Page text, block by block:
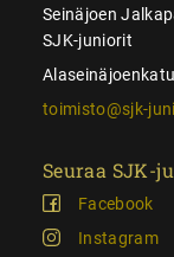
Seinäjoen
SJK-juniorit
toimisto@sjk-
Seuraa SJK-
Facebook
Instagram